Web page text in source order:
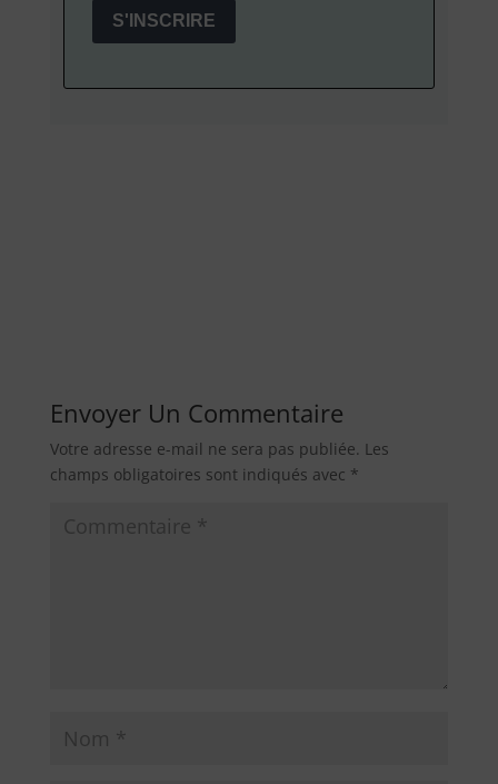
S'INSCRIRE
Envoyer Un Commentaire
Votre adresse e-mail ne sera pas publiée. Les
champs obligatoires sont indiqués avec *